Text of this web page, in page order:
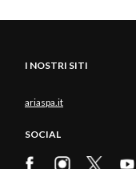
I NOSTRI SITI
ariaspa.it
SOCIAL